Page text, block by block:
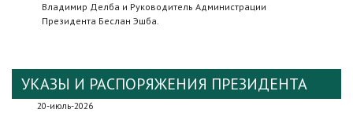
Владимир Делба и Руководитель Администрации
Президента Беслан Эшба.
УКАЗЫ И РАСПОРЯЖЕНИЯ ПРЕЗИДЕНТА
20-июль-2026